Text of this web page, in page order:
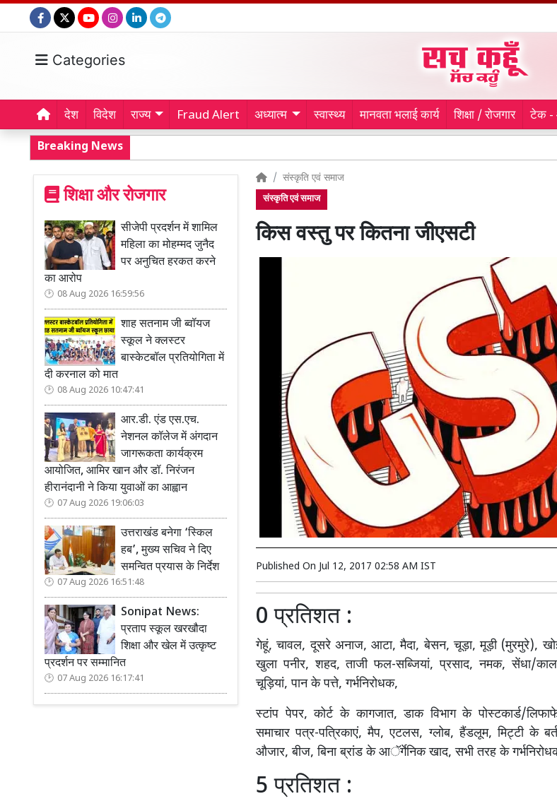
Categories
देश विदेश राज्य Fraud Alert अध्यात्म स्वास्थ्य मानवता भलाई कार्य शिक्षा / रोजगार टेक -
Breaking News
शिक्षा और रोजगार
सीजेपी प्रदर्शन में शामिल
महिला का मोहम्मद जुनैद
पर अनुचित हरकत करने
का आरोप
08 Aug 2026 16:59:56
शाह सतनाम जी ब्वॉयज
स्कूल ने क्लस्टर
बास्केटबॉल प्रतियोगिता में
दी करनाल को मात
08 Aug 2026 10:47:41
आर.डी. एंड एस.एच.
नेशनल कॉलेज में अंगदान
जागरूकता कार्यक्रम
आयोजित, आमिर खान और डॉ. निरंजन
हीरानंदानी ने किया युवाओं का आह्वान
07 Aug 2026 19:06:03
उत्तराखंड बनेगा ‘स्किल
हब’, मुख्य सचिव ने दिए
समन्वित प्रयास के निर्देश
07 Aug 2026 16:51:48
Sonipat News:
प्रताप स्कूल खरखौदा
शिक्षा और खेल में उत्कृष्ट
प्रदर्शन पर सम्मानित
07 Aug 2026 16:17:41
संस्कृति एवं समाज
संस्कृति एवं समाज
किस वस्तु पर कितना जीएसटी
Published On Jul 12, 2017 02:58 AM IST
0 प्रतिशत :
गेहूं, चावल, दूसरे अनाज, आटा, मैदा, बेसन, चूड़ा, मूड़ी (मुरमुरे),
खुला पनीर, शहद, ताजी फल-सब्जियां, प्रसाद, नमक, सेंधा/
चूड़ियां, पान के पत्ते, गर्भनिरोधक,
स्टांप पेपर, कोर्ट के कागजात, डाक विभाग के पोस्टकार्ड/
समाचार पत्र-पत्रिकाएं, मैप, एटलस, ग्लोब, हैंडलूम, मिट्टी के
औजार, बीज, बिना ब्रांड के आॅर्गेनिक खाद, सभी तरह के
5 प्रतिशत :